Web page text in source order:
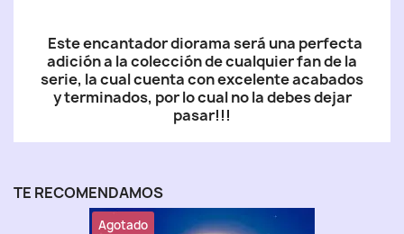
Este encantador diorama será una perfecta
adición a la colección de cualquier fan de la
serie, la cual cuenta con excelente acabados
y terminados, por lo cual no la debes dejar
pasar!!!
TE RECOMENDAMOS
Agotado